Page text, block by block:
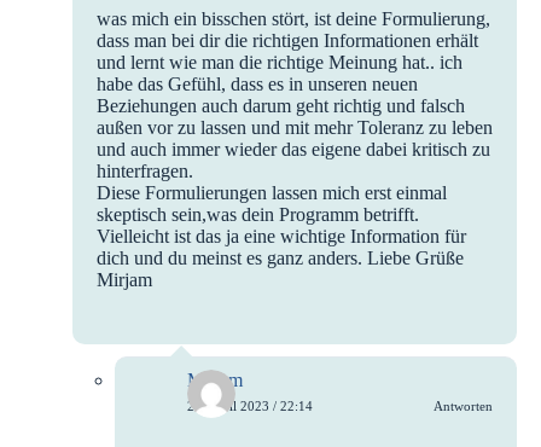
was mich ein bisschen stört, ist deine Formulierung,
dass man bei dir die richtigen Informationen erhält
und lernt wie man die richtige Meinung hat.. ich
habe das Gefühl, dass es in unseren neuen
Beziehungen auch darum geht richtig und falsch
außen vor zu lassen und mit mehr Toleranz zu leben
und auch immer wieder das eigene dabei kritisch zu
hinterfragen.
Diese Formulierungen lassen mich erst einmal
skeptisch sein,was dein Programm betrifft.
Vielleicht ist das ja eine wichtige Information für
dich und du meinst es ganz anders. Liebe Grüße
Mirjam
Miriam
23. April 2023 / 22:14 Antworten